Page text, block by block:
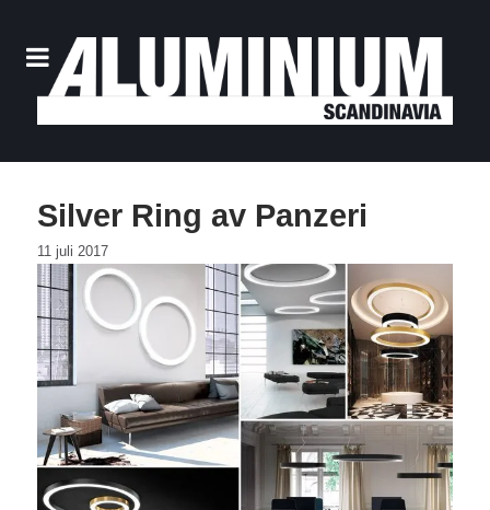
Silver Ring av Panzeri
11 juli 2017